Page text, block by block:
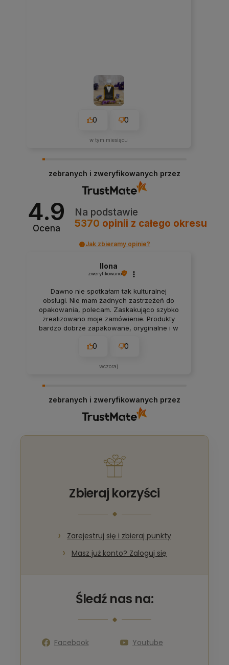
0 0
w tym miesiącu
zebranych i zweryfikowanych przez
4.9
Ocena
Na podstawie
5370 opinii z całego okresu
Jak zbieramy opinie?
Ilona
zweryfikowano
Dawno nie spotkałam tak kulturalnej
obsługi. Nie mam żadnych zastrzeżeń do
opakowania, polecam. Zaskakująco szybko
zrealizowano moje zamówienie. Produkty
bardzo dobrze zapakowane, oryginalne i w
0 0
wczoraj
zebranych i zweryfikowanych przez
Zbieraj korzyści
Zarejestruj się i zbieraj punkty
Masz już konto? Zaloguj się
Śledź nas na:
Facebook Youtube